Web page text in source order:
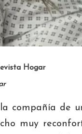
Hogar
compañía de
muy